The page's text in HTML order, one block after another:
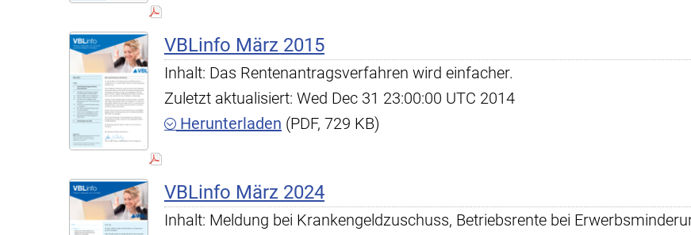
VBLinfo März 2015
Inhalt: Das Rentenantragsverfahren wird einfacher.
Zuletzt aktualisiert: Wed Dec 31 23:00:00 UTC 2014
Herunterladen (PDF, 729 KB)
VBLinfo März 2024
Inhalt: Meldung bei Krankengeldzuschuss, Betriebsrente bei